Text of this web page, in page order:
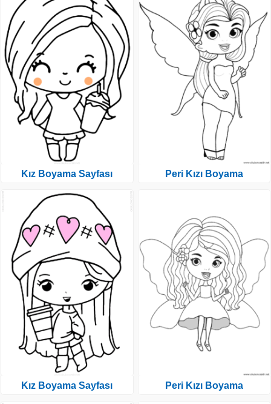
Kız Boyama Sayfası
Kız Boyama Sayfası
Peri Kızı Boyama
Peri Kızı Boyama